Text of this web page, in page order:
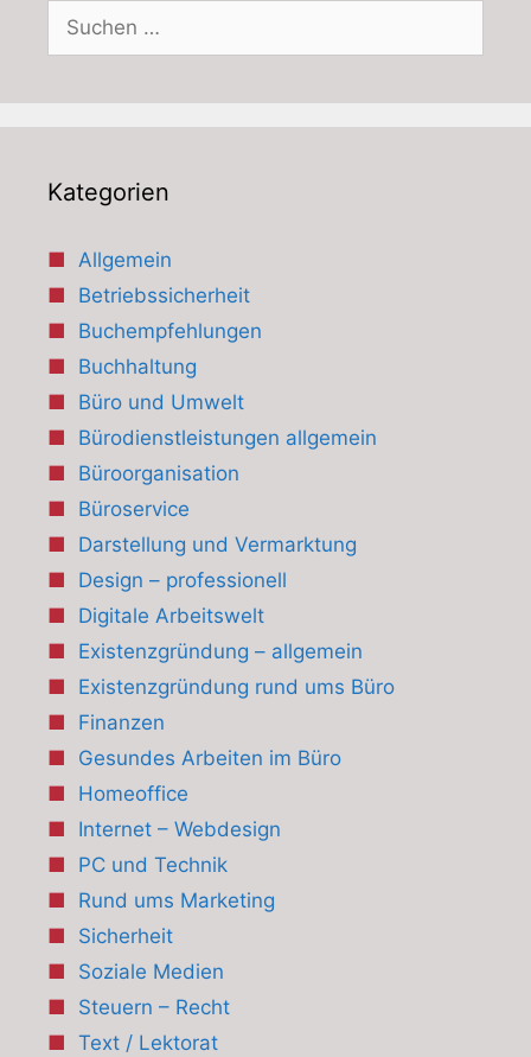
Suchen
nach:
Kategorien
Allgemein
Betriebssicherheit
Buchempfehlungen
Buchhaltung
Büro und Umwelt
Bürodienstleistungen allgemein
Büroorganisation
Büroservice
Darstellung und Vermarktung
Design – professionell
Digitale Arbeitswelt
Existenzgründung – allgemein
Existenzgründung rund ums Büro
Finanzen
Gesundes Arbeiten im Büro
Homeoffice
Internet – Webdesign
PC und Technik
Rund ums Marketing
Sicherheit
Soziale Medien
Steuern – Recht
Text / Lektorat